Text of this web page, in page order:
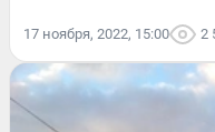
17 ноября, 2022, 15:00 2